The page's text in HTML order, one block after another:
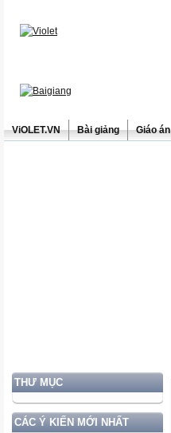
ViOLET.VN Bài giảng Giáo án
THƯ MỤC
CÁC Ý KIẾN MỚI NHẤT